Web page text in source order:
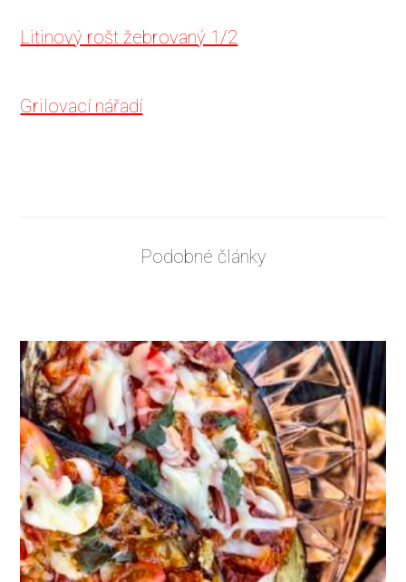
Litinový rošt žebrovaný 1/2
Grilovací nářadí
Podobné články